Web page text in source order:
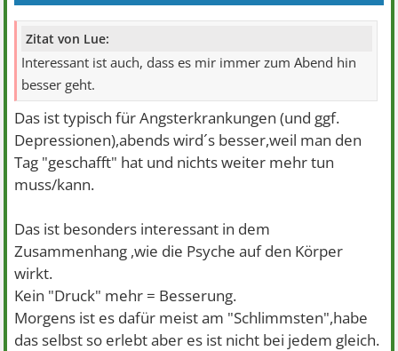
Zitat von Lue:
Interessant ist auch, dass es mir immer zum Abend hin
besser geht.
Das ist typisch für Angsterkrankungen (und ggf.
Depressionen),abends wird´s besser,weil man den
Tag "geschafft" hat und nichts weiter mehr tun
muss/kann.
Das ist besonders interessant in dem
Zusammenhang ,wie die Psyche auf den Körper
wirkt.
Kein "Druck" mehr = Besserung.
Morgens ist es dafür meist am "Schlimmsten",habe
das selbst so erlebt aber es ist nicht bei jedem gleich.